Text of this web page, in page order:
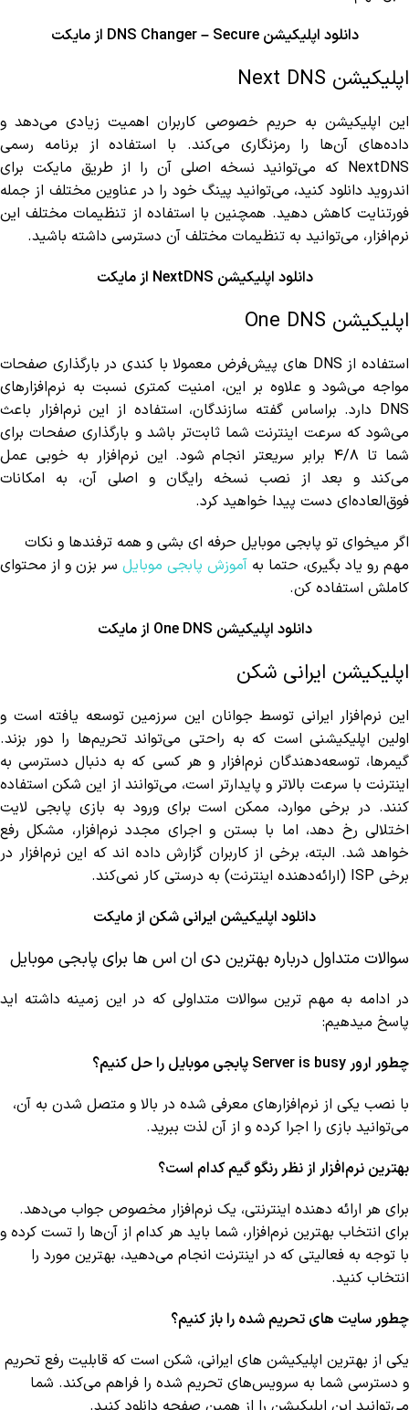
دانلود اپلیکیشن DNS Changer – Secure از مایکت
اپلیکیشن Next DNS
این اپلیکیشن به حریم خصوصی کاربران اهمیت زیادی می‌دهد و
داده‌های آن‌ها را رمزنگاری می‌کند. با استفاده از برنامه رسمی
NextDNS که می‌توانید نسخه اصلی آن را از طریق مایکت برای
اندروید دانلود کنید، می‌توانید پینگ خود را در عناوین مختلف از جمله
فورتنایت کاهش دهید. همچنین با استفاده از تنظیمات مختلف این
نرم‌افزار، می‌توانید به تنظیمات مختلف آن دسترسی داشته باشید.
دانلود اپلیکیشن NextDNS از مایکت
اپلیکیشن One DNS
استفاده از DNS های پیش‌فرض معمولا با کندی در بارگذاری صفحات
مواجه می‌شود و علاوه بر این، امنیت کمتری نسبت به نرم‌افزارهای
DNS دارد. براساس گفته سازندگان، استفاده از این نرم‌افزار باعث
می‌شود که سرعت اینترنت شما ثابت‌تر باشد و بارگذاری صفحات برای
شما تا ۴/۸ برابر سریعتر انجام شود. این نرم‌افزار به خوبی عمل
می‌کند و بعد از نصب نسخه رایگان و اصلی آن، به امکانات
فوق‌العاده‌ای دست پیدا خواهید کرد.
اگر میخوای تو پابجی موبایل حرفه ای بشی و همه ترفندها و نکات
مهم رو یاد بگیری، حتما به آموزش پابجی موبایل سر بزن و از محتوای
کاملش استفاده کن.
دانلود اپلیکیشن One DNS از مایکت
اپلیکیشن ایرانی شكن
این نرم‌افزار ایرانی توسط جوانان این سرزمین توسعه یافته است و
اولین اپلیکیشنی است که به راحتی می‌تواند تحریم‌ها را دور بزند.
گیمرها، توسعه‌دهندگان نرم‌افزار و هر کسی که به دنبال دسترسی به
اینترنت با سرعت بالاتر و پایدارتر است، می‌توانند از این شکن استفاده
کنند. در برخی موارد، ممکن است برای ورود به بازی پابجی لایت
اختلالی رخ دهد، اما با بستن و اجرای مجدد نرم‌افزار، مشکل رفع
خواهد شد. البته، برخی از کاربران گزارش داده اند که این نرم‌افزار در
برخی ISP (ارائه‌دهنده اینترنت) به درستی کار نمی‌کند.
دانلود اپلیکیشن ایرانی شکن از مایکت
سوالات متداول درباره بهترین دی ان اس ها برای پابجی موبایل
در ادامه به مهم ترین سوالات متداولی که در این زمینه داشته اید
پاسخ میدهیم:
چطور ارور Server is busy پابجی موبایل را حل کنیم؟
با نصب یکی از نرم‌افزارهای معرفی شده در بالا و متصل شدن به آن،
می‌توانید بازی را اجرا کرده و از آن لذت ببرید.
بهترین نرم‌افزار از نظر رنگو گیم کدام است؟
برای هر ارائه دهنده اینترنتی، یک نرم‌افزار مخصوص جواب می‌دهد.
برای انتخاب بهترین نرم‌افزار، شما باید هر کدام از آن‌ها را تست کرده و
با توجه به فعالیتی که در اینترنت انجام می‌دهید، بهترین مورد را
انتخاب کنید.
چطور سایت های تحریم شده را باز کنیم؟
یکی از بهترین اپلیکیشن های ایرانی، شکن است که قابلیت رفع تحریم
و دسترسی شما به سرویس‌های تحریم شده را فراهم می‌کند. شما